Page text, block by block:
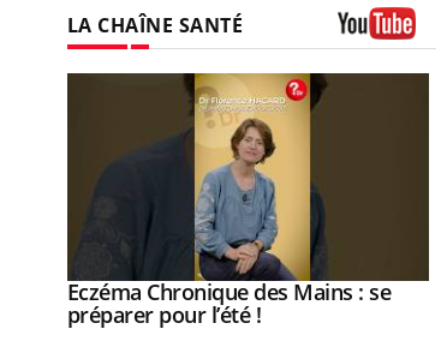
LA CHAÎNE SANTÉ
Youtube
Eczéma Chronique des Mains : se
préparer pour l’été !Youtube